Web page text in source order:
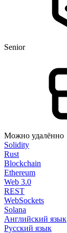
Senior
Можно удалённо
Solidity
Rust
Blockchain
Ethereum
Web 3.0
REST
WebSockets
Solana
Английский язык
Русский язык